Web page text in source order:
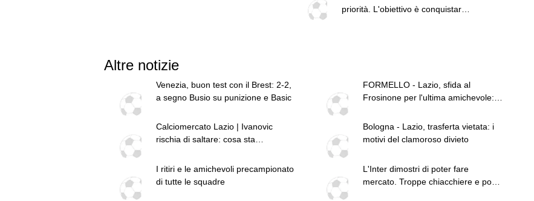
priorità. L'obiettivo è conquistare
Altre notizie
Venezia, buon test con il Brest: 2-2,
a segno Busio su punizione e Basic
FORMELLO - Lazio, sfida al
Frosinone per l'ultima amichevole: il
Calciomercato Lazio | Ivanovic
rischia di saltare: cosa sta
Bologna - Lazio, trasferta vietata: i
motivi del clamoroso divieto
I ritiri e le amichevoli precampionato
di tutte le squadre
L'Inter dimostri di poter fare
mercato. Troppe chiacchiere e pochi